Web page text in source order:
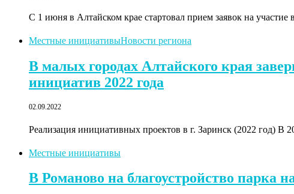
С 1 июня в Алтайском крае стартовал прием заявок на
Местные инициативыНовости региона
В малых городах Алтайского края
инициатив 2022 года
02.09.2022
Реализация инициативных проектов в г. Заринск (2022 год) В
Местные инициативы
В Романово на благоустройство парка